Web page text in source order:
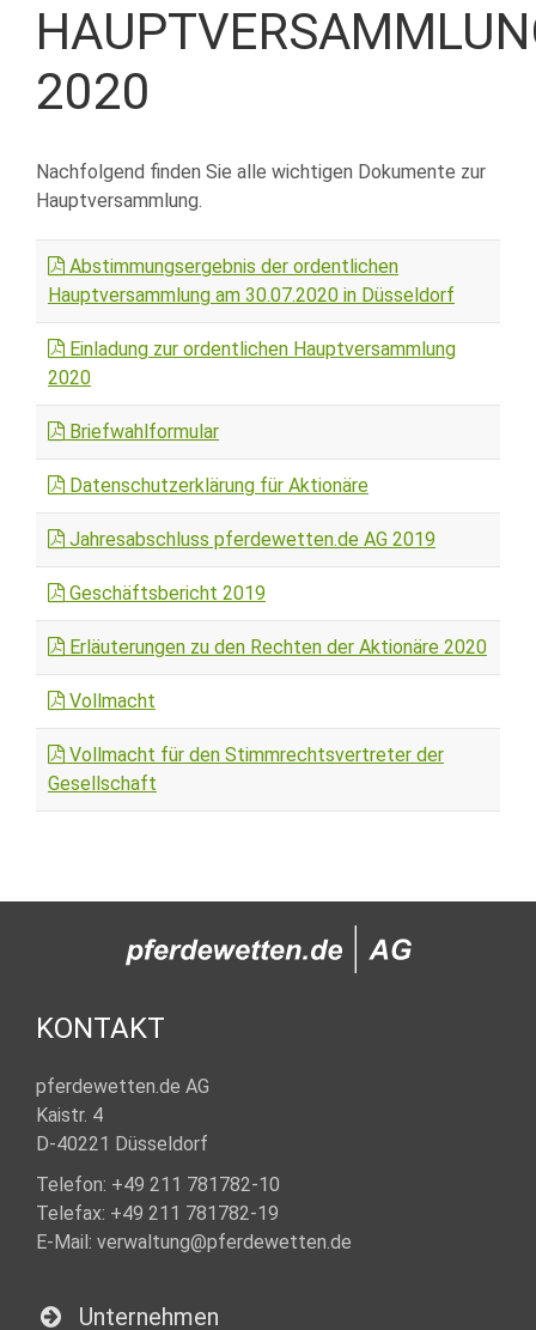
2020
Nachfolgend finden Sie alle wichtigen Dokumente zur
Hauptversammlung.
Abstimmungsergebnis der ordentlichen
Hauptversammlung am 30.07.2020 in Düsseldorf
Einladung zur ordentlichen Hauptversammlung
2020
Briefwahlformular
Datenschutzerklärung für Aktionäre
Jahresabschluss pferdewetten.de AG 2019
Geschäftsbericht 2019
Erläuterungen zu den Rechten der Aktionäre 2020
Vollmacht
Vollmacht für den Stimmrechtsvertreter der
Gesellschaft
KONTAKT
pferdewetten.de AG
Kaistr. 4
D-40221 Düsseldorf
Telefon: +49 211 781782-10
Telefax: +49 211 781782-19
E-Mail:
.
Unternehmen